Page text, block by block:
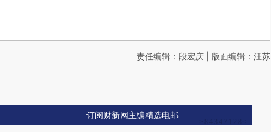
责任编辑：段宏庆 | 版面编辑：汪苏
订阅财新网主编精选电邮